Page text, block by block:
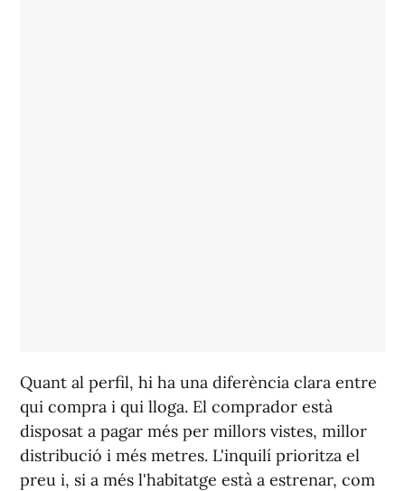
Quant al perfil, hi ha una diferència clara entre
qui compra i qui lloga. El comprador està
disposat a pagar més per millors vistes, millor
distribució i més metres. L'inquilí prioritza el
preu i, si a més l'habitatge està a estrenar, com